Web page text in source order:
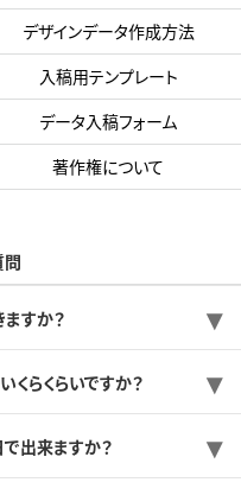
デザインデータ作成方法
入稿用テンプレート
データ入稿フォーム
著作権について
問
すか？
らくらいですか？
出来ますか？